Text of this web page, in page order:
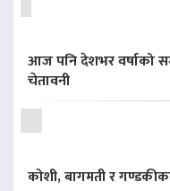
आज पनि देशभर वर्षाको
चेतावनी
कोशी, बागमती र